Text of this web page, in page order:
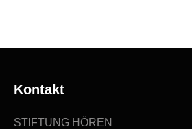
Kontakt
STIFTUNG HÖREN